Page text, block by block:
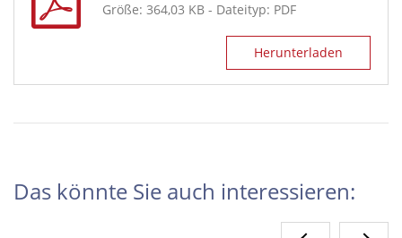
Größe: 364,03 KB - Dateityp: PDF
Herunterladen
Das könnte Sie auch interessieren: